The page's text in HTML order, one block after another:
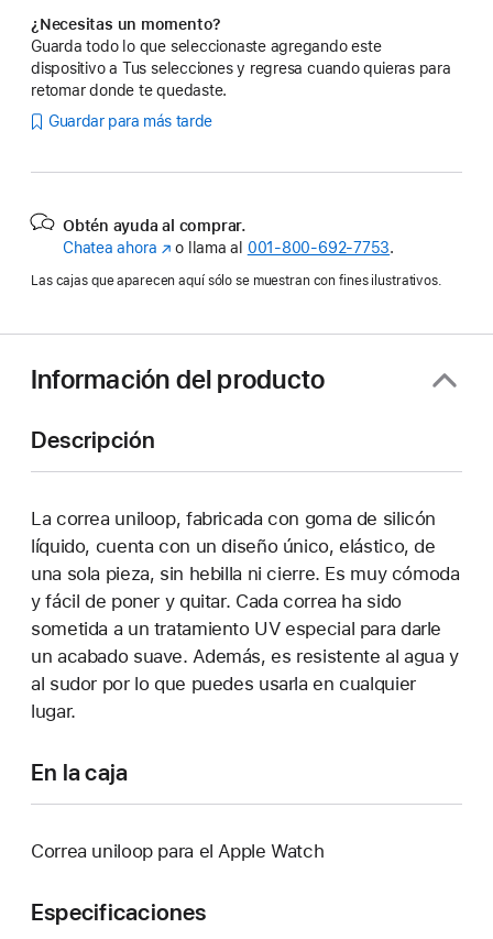
¿Necesitas un momento?
Guarda todo lo que seleccionaste agregando este
dispositivo a Tus selecciones y regresa cuando quieras para
retomar donde te quedaste.
Guardar para más tarde
Obtén ayuda al comprar.
Chatea ahora (se
en
nueva
o llama al 001‑800‑692‑7753.
Las cajas que aparecen aquí sólo se muestran con fines ilustrativos.
Información del producto
Descripción
La correa uniloop, fabricada con goma de silicón
líquido, cuenta con un diseño único, elástico, de
una sola pieza, sin hebilla ni cierre. Es muy cómoda
y fácil de poner y quitar. Cada correa ha sido
sometida a un tratamiento UV especial para darle
un acabado suave. Además, es resistente al agua y
al sudor por lo que puedes usarla en cualquier
lugar.
En la caja
Correa uniloop para el Apple Watch
Especificaciones